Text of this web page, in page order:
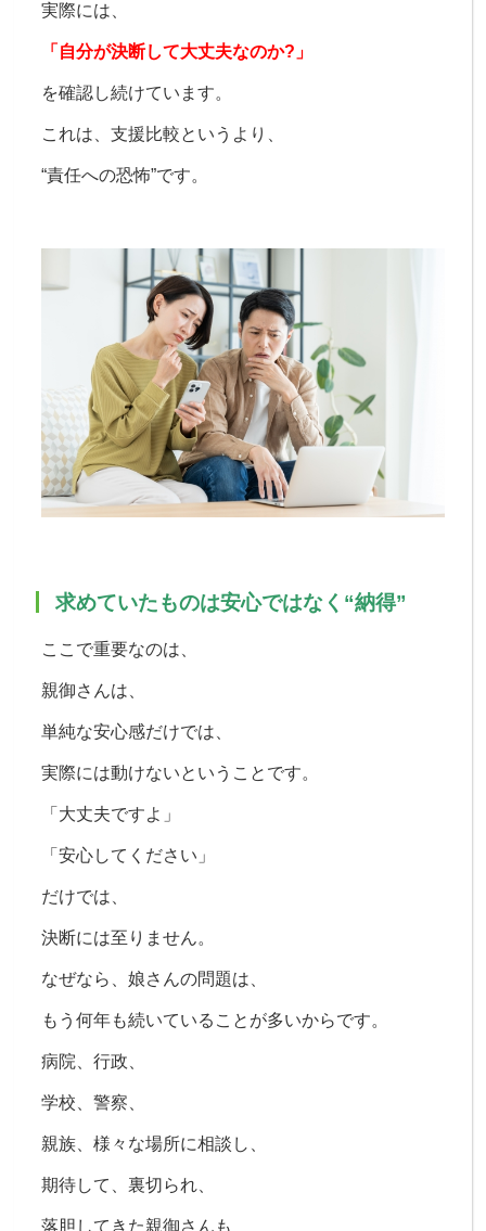
実際には、
「自分が決断して大丈夫なのか? 」
を確認し続けています。
これは、支援比較というより、
“責任への恐怖”です。
求めていたものは安心ではなく“納得”
ここで重要なのは、
親御さんは、
単純な安心感だけでは、
実際には動けないということです。
「大丈夫ですよ」
「安心してください」
だけでは、
決断には至りません。
なぜなら、娘さんの問題は、
もう何年も続いていることが多いからです。
病院、行政、
学校、警察、
親族、様々な場所に相談し、
期待して、裏切られ、
落胆してきた親御さんも